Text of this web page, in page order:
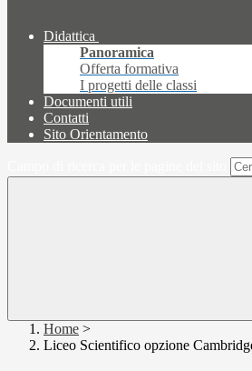
Didattica
Panoramica
Offerta formativa
I progetti delle classi
Documenti utili
Contatti
Sito Orientamento
Home >
Liceo Scientifico opzione